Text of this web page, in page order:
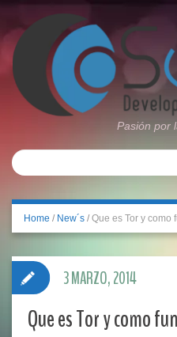
Pasión por
Home / New´s / Que es Tor y como
Que es Tor y como
3 MARZO, 2014